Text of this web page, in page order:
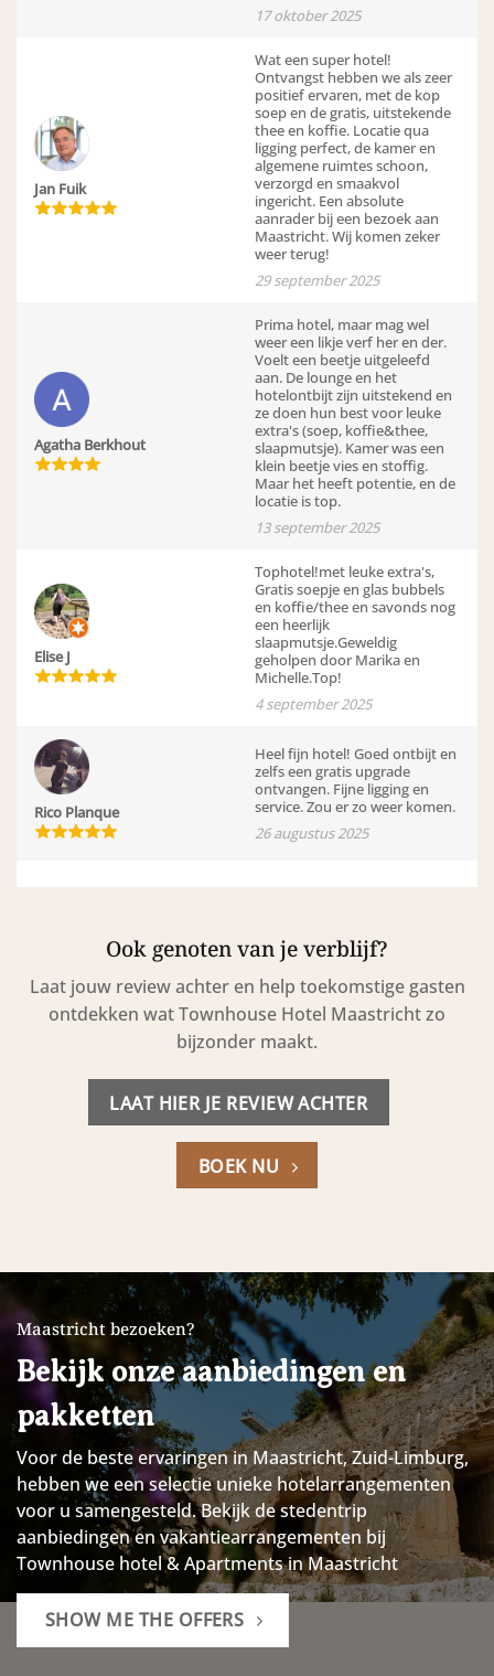
17 oktober 2025
Jan Fuik
Wat een super hotel!
Ontvangst hebben we als zeer
positief ervaren, met de kop
soep en de gratis, uitstekende
thee en koffie. Locatie qua
ligging perfect, de kamer en
algemene ruimtes schoon,
verzorgd en smaakvol
ingericht. Een absolute
aanrader bij een bezoek aan
Maastricht. Wij komen zeker
weer terug!
29 september 2025
Agatha Berkhout
Prima hotel, maar mag wel
weer een likje verf her en der.
Voelt een beetje uitgeleefd
aan. De lounge en het
hotelontbijt zijn uitstekend en
ze doen hun best voor leuke
extra's (soep, koffie&thee,
slaapmutsje). Kamer was een
klein beetje vies en stoffig.
Maar het heeft potentie, en de
locatie is top.
13 september 2025
Elise J
Tophotel!met leuke extra's,
Gratis soepje en glas bubbels
en koffie/thee en savonds nog
een heerlijk
slaapmutsje.Geweldig
geholpen door Marika en
Michelle.Top!
4 september 2025
Rico Planque
Heel fijn hotel! Goed ontbijt en
zelfs een gratis upgrade
ontvangen. Fijne ligging en
service. Zou er zo weer komen.
26 augustus 2025
Ook genoten van je verblijf?
Laat jouw review achter en help toekomstige gasten
ontdekken wat Townhouse Hotel Maastricht zo
bijzonder maakt.
LAAT HIER JE REVIEW ACHTER
BOEK NU
Maastricht bezoeken?
Bekijk onze aanbiedingen en
pakketten
Voor de beste ervaringen in Maastricht, Zuid-Limburg,
hebben we een selectie unieke hotelarrangementen
voor u samengesteld.Bekijk de stedentrip
aanbiedingen en vakantiearrangementen bij
Townhouse hotel & Apartments in Maastricht
SHOW ME THE OFFERS